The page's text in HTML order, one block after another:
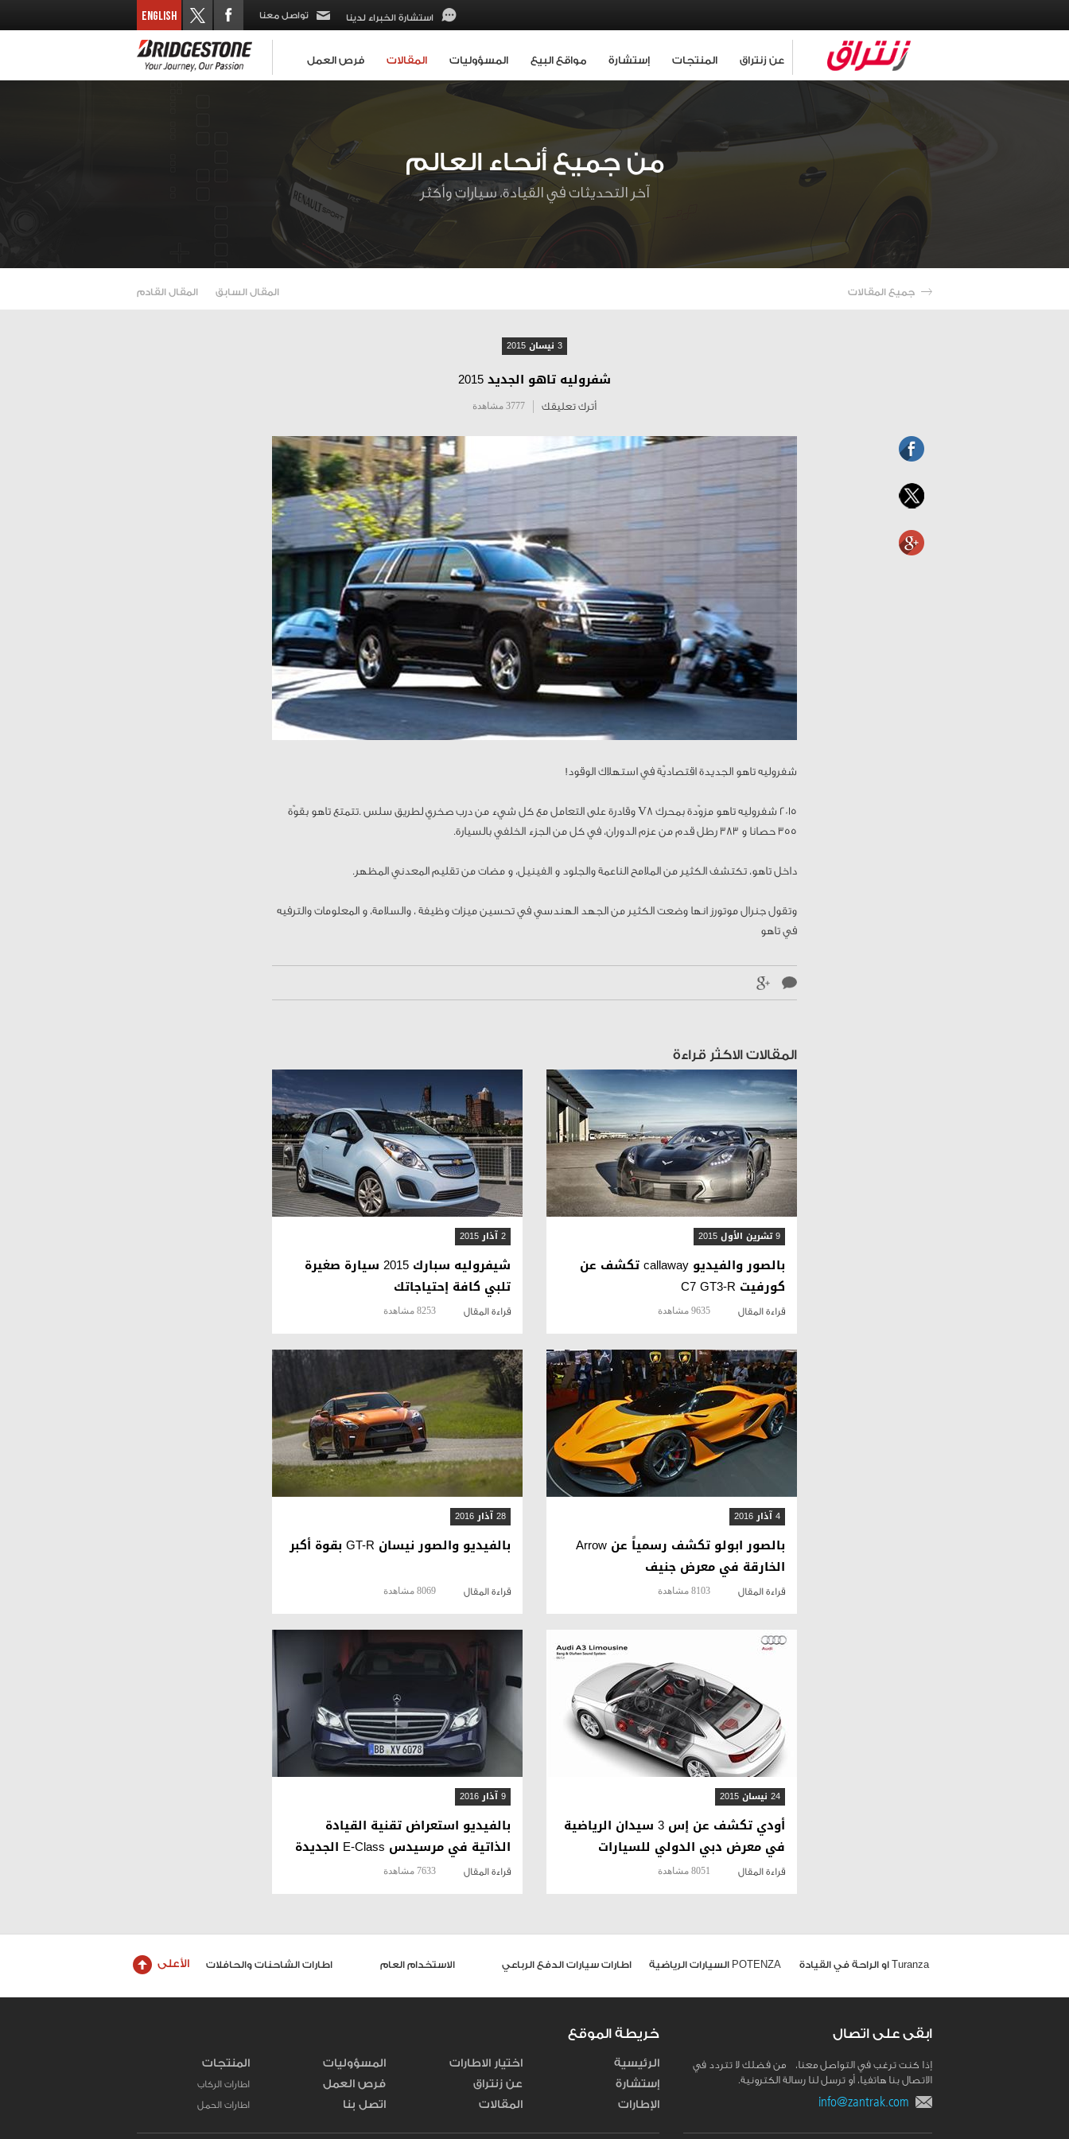
استشارة الخبراء لدينا تواصل معنا
عن زنتراق المنتجات إستشارة مواقع البيع المسؤوليات المقالات فرص العمل
من جميع أنحاء العالم
آخر التحديثات في القيادة، سيارات وأكثر
جميع المقالات المقال السابق المقال القادم
3 نيسان 2015
شفروليه تاهو الجديد 2015
أترك تعليقك 3777 مشاهدة
شفروليه تاهو الجديدة اقتصاديّة في استهلاك الوقود!
​ 2015 شفروليه تاهو مزوّدة بمحرك V8 وقادرة على التعامل مع كل شيء من درب صخري لطريق سلس .تتمتع تاهو بقوّة
355 حصانا و 383 رطل قدم من عزم الدوران، في كل من الجزء الخلفي بالسيارة. ​
داخل تاهو، تكتشف الكثير من الملامح الناعمة والجلود و الفينيل، و مضات من تقليم المعدني المظهر. ​
وتقول جنرال موتورز انها وضعت الكثير من الجهد الهندسي في تحسين ميزات وظيفة ، والسلامة، و المعلومات والترفيه
في تاهو
المقالات الاكثر قراءة
قراءة المقال
9 تشرين الأول 2015
بالصور والفيديو callaway تكشف عن
كورفيت C7 GT3-R
قراءة المقال 9635 مشاهدة
قراءة المقال
2 آذار 2015
شيفروليه سبارك 2015 سيارة صغيرة
تلبي كافة إحتياجاتك
قراءة المقال 8253 مشاهدة
قراءة المقال
4 آذار 2016
بالصور ابولو تكشف رسمياً عن Arrow
الخارقة في معرض جنيف
قراءة المقال 8103 مشاهدة
قراءة المقال
28 آذار 2016
بالفيديو والصور نيسان GT-R بقوة أكبر
قراءة المقال 8069 مشاهدة
قراءة المقال
24 نيسان 2015
أودي تكشف عن إس 3 سيدان الرياضية
في معرض دبي الدولي للسيارات
قراءة المقال 8051 مشاهدة
قراءة المقال
9 آذار 2016
بالفيديو استعراض تقنية القيادة
الذاتية في مرسيدس E-Class الجديدة
قراءة المقال 7633 مشاهدة
Turanza او الراحة في القيادة POTENZA السيارات الرياضية اطارات سيارات الدفع الرباعي الاستخدام العام اطارات الشاحنات والحافلات الأعلى
خريطة الموقع
الرئيسية
إستشارة
الإطارات
اختيار الاطارات
عن زنتراق
المقالات
المسؤوليات
فرص العمل
اتصل بنا
المنتجات
اطارات الركاب
اطارات الحمل
ابقى على اتصال
إذا كنت ترغب في التواصل معنا، من فضلك لا تتردد في
الاتصال بنا هاتفيا، أو ترسل لنا رسالة الكترونية.